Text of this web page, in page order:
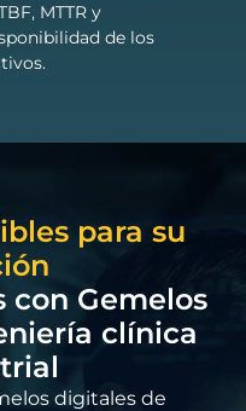
MTTR y
de los
para su
con Gemelos
clínica
digitales de